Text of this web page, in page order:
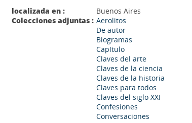
localizada en :
Buenos Aires
Colecciones adjuntas : Aerolitos
De autor
Biogramas
Capítulo
Claves del arte
Claves de la ciencia
Claves de la historia
Claves para todos
Claves del siglo XXI
Confesiones
Conversaciones